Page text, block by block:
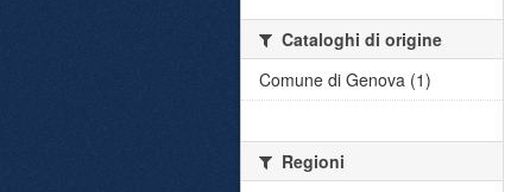
Cataloghi di origine
Comune di Genova (1)
Regioni